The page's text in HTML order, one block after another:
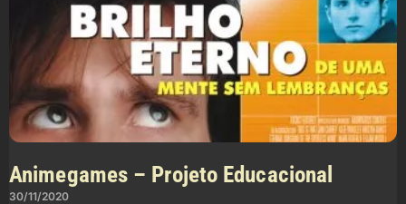
Animegames – Projeto Educacional
30/11/2020